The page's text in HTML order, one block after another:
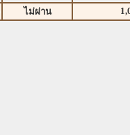
ไม่ผ่าน